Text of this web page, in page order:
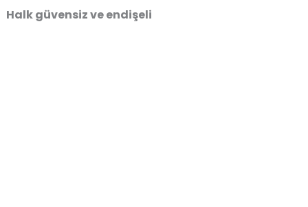
Halk güvensiz ve endişeli